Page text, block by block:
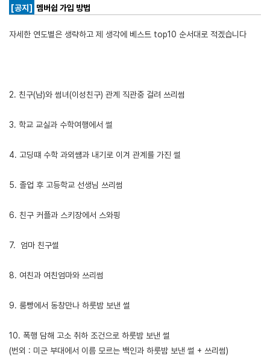
[공지]
멤버쉽 가입 방법
자세한 연도별은 생략하고 제 생각에 베스트 top10 순서대로 적겠습니다
2. 친구(남)와 썸녀(이성친구) 관계 직관중 걸려 쓰리썸
3. 학교 교실과 수학여행에서 썰
4. 고딩떄 수학 과외썜과 내기로 이겨 관계를 가진 썰
5. 졸업 후 고등학교 선생님 쓰리썸
6. 친구 커플과 스키장에서 스와핑
7. 엄마 친구썰
8. 여친과 여친엄마와 쓰리썸
9. 룸빵에서 동창만나 하룻밤 보낸 썰
10. 폭행 담해 고소 취하 조건으로 하룻밤 보낸 썰
(번외 : 미군 부대에서 이름 모르는 백인과 하룻밤 보낸 썰 + 쓰리썸)